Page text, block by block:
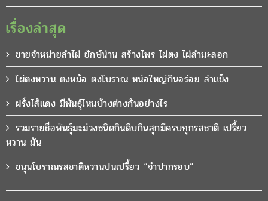
เรื่องล่าสุด
ขายจำหน่ายลำไผ่ ยักษ์น่าน สร้างไพร ไผ่ตง ไผ่ลำมะลอก
ไผ่ตงหวาน ตงหม้อ ตงโบราณ หน่อใหญ่กินอร่อย ลำแข็ง
ฝรั่งไส้แดง มีพันธุ์ไหนบ้างต่างกันอย่างไร
รวมรายชื่อพันธุ์มะม่วงชนิดกินดิบกินสุกมีครบทุกรสชาติ เปรี้ยว
หวาน มัน
ขนุนโบราณรสชาติหวานปนเปรี้ยว “จำปากรอบ”